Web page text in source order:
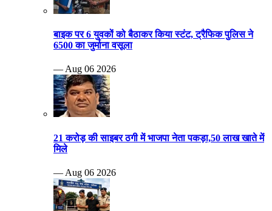
बाइक पर 6 युवकों को बैठाकर किया स्टंट, ट्रैफिक पुलिस ने
6500 का जुर्माना वसूला
— Aug 06 2026
21 करोड़ की साइबर ठगी में भाजपा नेता पकड़ा,50 लाख खाते में
मिले
— Aug 06 2026